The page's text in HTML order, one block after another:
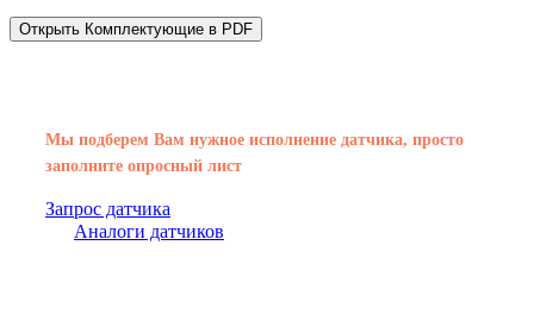
Открыть Комплектующие в PDF
Мы подберем Вам нужное исполнение датчика, просто
заполните опросный лист
Запрос датчика
Аналоги датчиков